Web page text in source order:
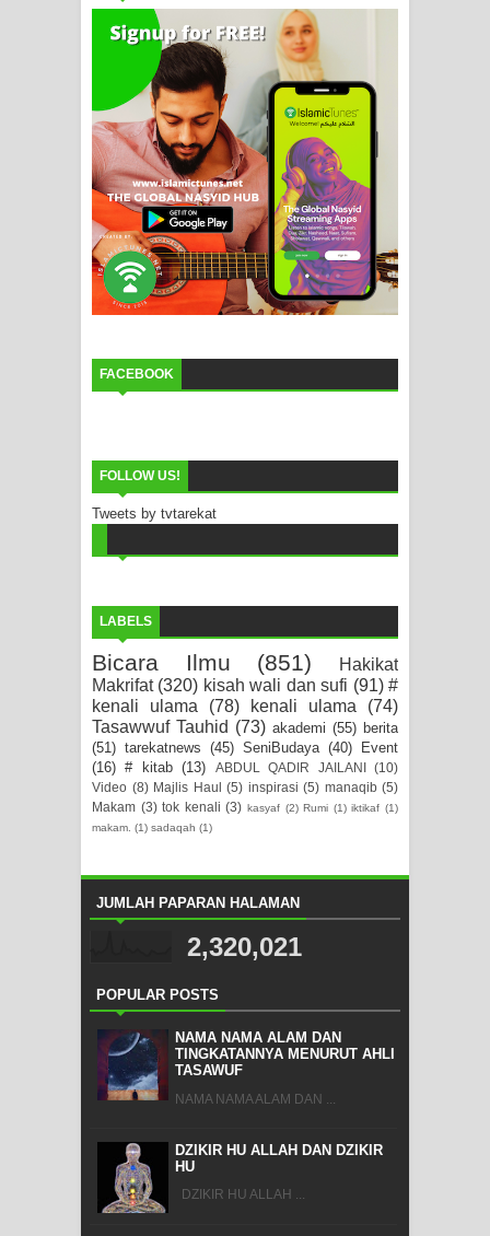
FACEBOOK
FOLLOW US!
Tweets by tvtarekat
LABELS
Bicara Ilmu (851)
Hakikat
Makrifat (320) kisah wali dan sufi (91) #
kenali ulama
(78) kenali ulama
(74)
Tasawwuf Tauhid (73) akademi (55) berita
(51) tarekatnews (45) SeniBudaya (40) Event
(16) # kitab (13) ABDUL QADIR JAILANI (10)
Video (8) Majlis Haul (5) inspirasi (5) manaqib (5)
Makam (3) tok kenali (3) kasyaf (2) Rumi (1) iktikaf (1)
makam. (1) sadaqah (1)
JUMLAH PAPARAN HALAMAN
2,320,021
POPULAR POSTS
NAMA NAMA ALAM DAN
TINGKATANNYA MENURUT AHLI
TASAWUF
NAMA NAMA ALAM DAN ...
DZIKIR HU ALLAH DAN DZIKIR
HU
DZIKIR HU ALLAH ...